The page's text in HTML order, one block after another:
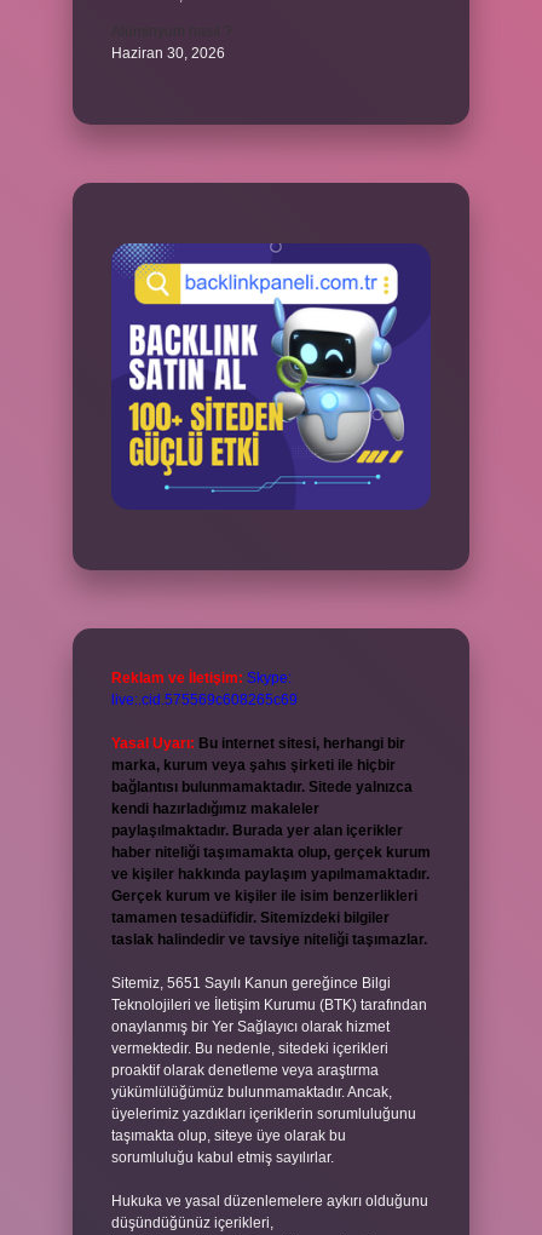
Haziran 30, 2026
Reklam ve İletişim: Skype:
live:.cid.575569c608265c69
Yasal Uyarı: Bu internet sitesi, herhangi bir
marka, kurum veya şahıs şirketi ile hiçbir
bağlantısı bulunmamaktadır. Sitede yalnızca
kendi hazırladığımız makaleler
paylaşılmaktadır. Burada yer alan içerikler
haber niteliği taşımamakta olup, gerçek kurum
ve kişiler hakkında paylaşım yapılmamaktadır.
Gerçek kurum ve kişiler ile isim benzerlikleri
tamamen tesadüfidir. Sitemizdeki bilgiler
taslak halindedir ve tavsiye niteliği taşımazlar.
Sitemiz, 5651 Sayılı Kanun gereğince Bilgi
Teknolojileri ve İletişim Kurumu (BTK) tarafından
onaylanmış bir Yer Sağlayıcı olarak hizmet
vermektedir. Bu nedenle, sitedeki içerikleri
proaktif olarak denetleme veya araştırma
yükümlülüğümüz bulunmamaktadır. Ancak,
üyelerimiz yazdıkları içeriklerin sorumluluğunu
taşımakta olup, siteye üye olarak bu
sorumluluğu kabul etmiş sayılırlar.
Hukuka ve yasal düzenlemelere aykırı olduğunu
düşündüğünüz içerikleri,